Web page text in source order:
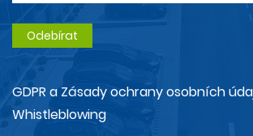
GDPR a Zásady ochrany osobních
Whistleblowing